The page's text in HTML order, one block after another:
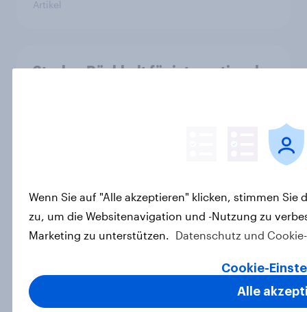
Artikel
Starker Rückhalt für internationales
Große Mehrheit der Deutschen
erwartet hierzulande
Preissteigerungen aufgrund der
Artikel
Wenn Sie auf "Alle akzeptieren" klicken, stimmen
zu, um die Websitenavigation und -Nutzung zu
Marketing zu unterstützen.
Datenschutz und
Cookie-
Alle